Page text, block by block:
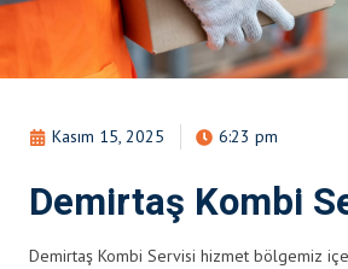
Kasım 15, 2025 6:23 pm
Demirtaş Kombi
Demirtaş Kombi Servisi hizmet bölgemiz